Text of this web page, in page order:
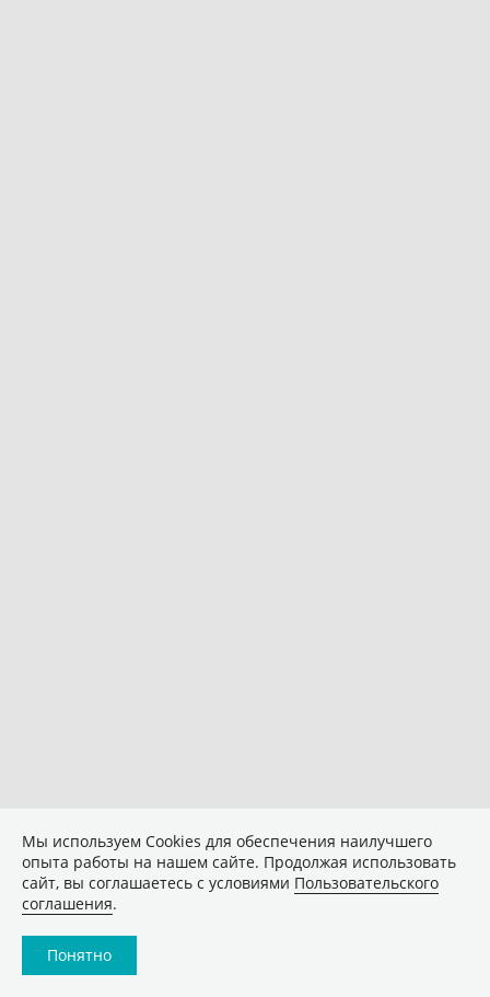
Мы используем Сookies для обеспечения наилучшего
опыта работы на нашем сайте. Продолжая использовать
сайт, вы соглашаетесь с условиями Пользовательского
соглашения.
Понятно